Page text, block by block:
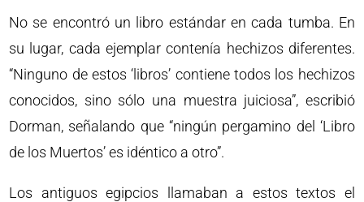
No se encontró un libro estándar en cada tumba. En
su lugar, cada ejemplar contenía hechizos diferentes.
“Ninguno de estos ‘libros’ contiene todos los hechizos
conocidos, sino sólo una muestra juiciosa”, escribió
Dorman, señalando que “ningún pergamino del ‘Libro
de los Muertos’ es idéntico a otro”.
Los antiguos egipcios llamaban a estos textos el